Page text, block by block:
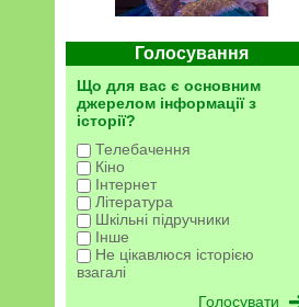
Голосування
Що для вас є основним
джерелом інформації з
історії?
Телебачення
Кіно
Інтернет
Література
Шкільні підручники
Інше
Не цікавлюся історією
взагалі